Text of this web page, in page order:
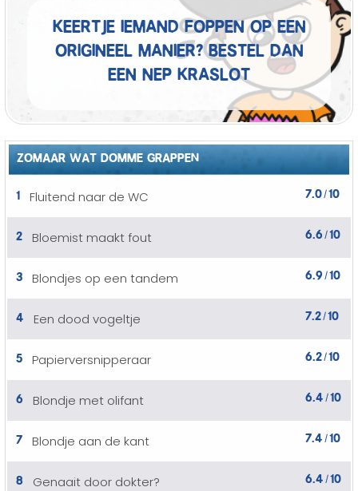
Keertje iemand foppen op een
origineel manier? Bestel dan
een nep kraslot
ZOMAAR WAT DOMME GRAPPEN
1
Fluitend naar de WC 7.0/10
2 Bloemist maakt fout 6.6 /10
3 Blondjes op een tandem 6.9 /10
4 Een dood vogeltje 7.2/10
5 Papierversnipperaar 6.2/10
6 Blondje met olifant 6.4 /10
7 Blondje aan de kant 7.4 /10
8 Genaait door dokter? 6.4 /10